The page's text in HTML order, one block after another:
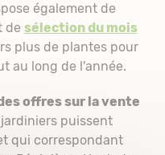
également de
de sélection du mois
plus de plantes pour
au long de l'année.
offres sur la vente
puissent
qui correspondant